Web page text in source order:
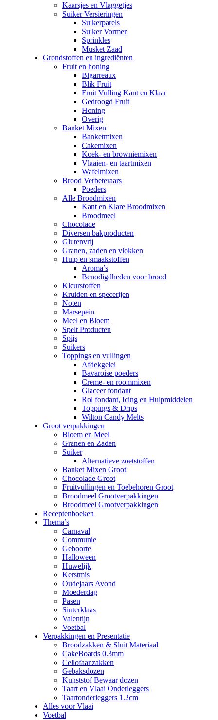
Kaarsjes en Vlaggetjes
Suiker Versieringen
Suikerparels
Suiker Vormen
Sprinkles
Musket Zaad
Grondstoffen en ingrediënten
Fruit en honing
Bigarreaux
Blik Fruit
Fruit Vulling Kant en Klaar
Gedroogd Fruit
Honing
Overig
Banket Mixen
Banketmixen
Cakemixen
Koek- en browniemixen
Vlaaien- en taartmixen
Wafelmixen
Brood Verbeteraars
Poeders
Alle Broodmixen
Kant en Klare Broodmixen
Broodmeel
Chocolade
Diversen bakproducten
Glutenvrij
Granen, zaden en vlokken
Hulp en smaakstoffen
Aroma’s
Benodigdheden voor brood
Kleurstoffen
Kruiden en specerijen
Noten
Marsepein
Meel en Bloem
Spelt Producten
Spijs
Suikers
Toppings en vullingen
Afdekgelei
Bavaroise poeders
Creme- en roommixen
Glaceer fondant
Rol fondant, Icing en Hulpmiddelen
Toppings & Drips
Wilton Candy Melts
Groot verpakkingen
Bloem en Meel
Granen en Zaden
Suiker
Alternatieve zoetstoffen
Banket Mixen Groot
Chocolade Groot
Fruitvullingen en Toebehoren Groot
Broodmeel Grootverpakkingen
Broodmeel Grootverpakkingen
Receptenboeken
Thema’s
Carnaval
Communie
Geboorte
Halloween
Huwelijk
Kerstmis
Oudejaars Avond
Moederdag
Pasen
Sinterklaas
Valentijn
Voetbal
Verpakkingen en Presentatie
Broodzakken & Sluit Materiaal
CakeBoards 0.3mm
Cellofaanzakken
Gebaksdozen
Kunststof Bewaar dozen
Taart en Vlaai Onderleggers
Taartonderleggers 1.2cm
Alles voor Vlaai
Voetbal